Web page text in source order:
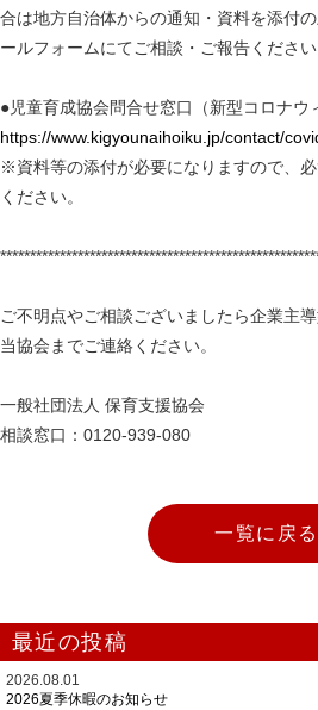
合は地方自治体からの通知・資料を添付
ールフォームにてご相談・ご報告ください
●児童育成協会問合せ窓口（新型コロナウ
https://www.kigyounaihoiku.jp/contact/
※資料等の添付が必要になりますので、
ください。
ご不明点やご相談ございましたら企業主
当協会までご連絡ください。
一般社団法人 保育支援協会
相談窓口：0120-939-080
一覧に戻る
最近の投稿
2026夏季休暇のお知らせ
2026.08.01